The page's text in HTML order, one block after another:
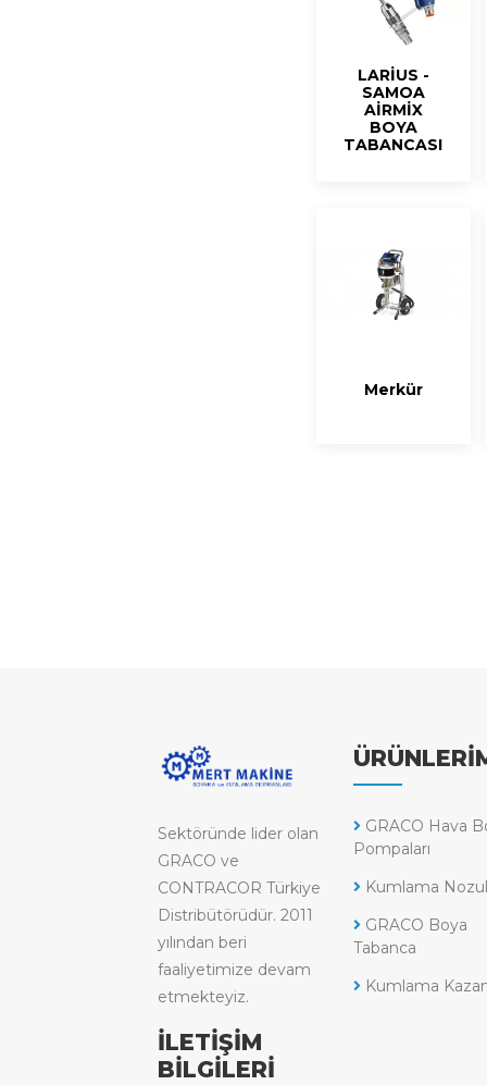
LARİUS -
SAMOA
AİRMİX
BOYA
TABANCASI
Merkür
Sektöründe lider olan
GRACO ve
CONTRACOR Türkiye
Distribütörüdür. 2011
yılından beri
faaliyetimize devam
etmekteyiz.
GRACO Hava
Pompaları
Kumlama
GRACO Boya
Tabanca
Kumlama
İLETİŞİM
BİLGİLERİ